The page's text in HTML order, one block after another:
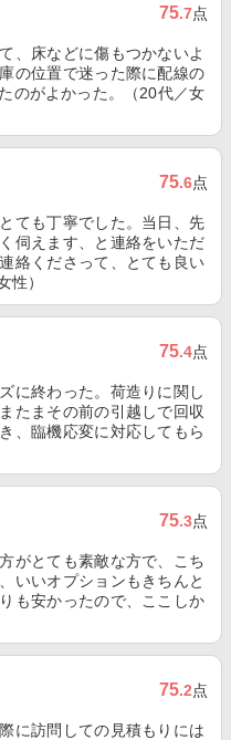
75.7点
、床などに傷もつかないよ
の位置で迷った際に配線の
のがよかった。（20代／女
75.6点
ても丁寧でした。当日、先
伺えます、と連絡をいただ
絡くださって、とても良い
性）
75.4点
に終わった。荷造りに関し
たまその前の引越しで回収
、臨機応変に対応してもら
75.3点
がとても素敵な方で、こち
いいオプションもきちんと
も安かったので、ここしか
75.2点
に訪問しての見積もりには